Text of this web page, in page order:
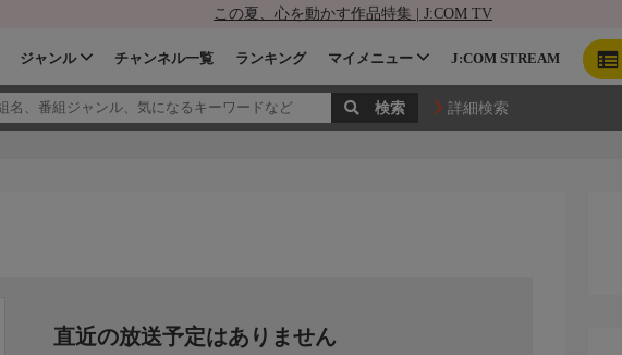
この夏、心を動かす作品特集 | J:COM TV
ジャンル チャンネル一覧 ランキング マイメニュー J:COM STREAM
詳細検索
直近の放送予定はありません